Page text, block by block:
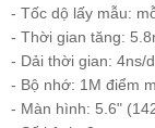
- Tốc dộ lấy mẫu:
- Thời gian tăng:
- Dải thời gian: 4ns/
- Bộ nhớ: 1M điểm
- Màn hình: 5.6"